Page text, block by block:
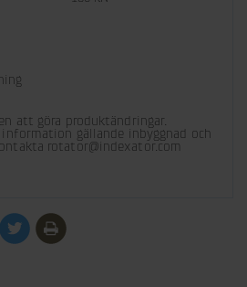
att göra produktändringar.
gällande inbyggnad och
rotator@indexator.com
share-
toolbar/tip
labels/toolbar/share-
/generic/labels/toolbar/share-
social-
/generic/labels/toolbar/share-
social-